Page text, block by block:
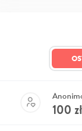
100 zł